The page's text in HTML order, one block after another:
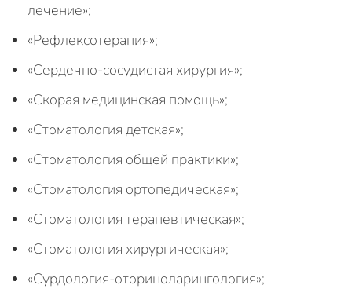
лечение»;
«Рефлексотерапия»;
«Сердечно-сосудистая хирургия»;
«Скорая медицинская помощь»;
«Стоматология детская»;
«Стоматология общей практики»;
«Стоматология ортопедическая»;
«Стоматология терапевтическая»;
«Стоматология хирургическая»;
«Сурдология-оториноларингология»;